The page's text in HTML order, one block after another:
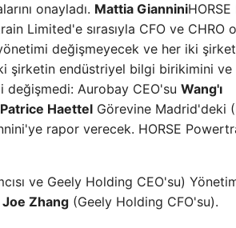
onayladı. Mattia Giannini
Limited'e sırasıyla CFO ve CHRO
değişmeyecek ve her iki
endüstriyel bilgi birikimini ve
Aurobay CEO'su Wang'ı
Patrice Haettel Görevine Madrid'deki
rapor verecek. HORSE
ve Geely Holding CEO'su)
Joe Zhang (Geely Holding CFO'su).